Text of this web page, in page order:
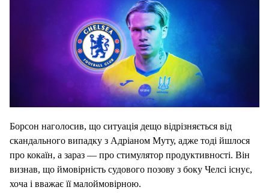
Борсон наголосив, що ситуація дещо відрізняється від
скандального випадку з Адріаном Муту, адже тоді йшлося
про кокаїн, а зараз — про стимулятор продуктивності. Він
визнав, що ймовірність судового позову з боку Челсі існує,
хоча і вважає її малоймовірною.